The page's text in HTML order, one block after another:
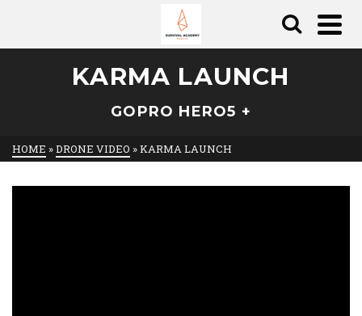
KARMA LAUNCH
GOPRO HERO5 +
HOME »DRONE VIDEO »KARMA LAUNCH